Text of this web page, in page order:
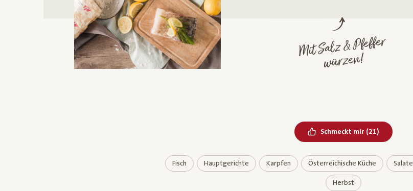
Mit Salz & Pfeffer
würzen!
Schmeckt mir Bereits geliked
(21)
Fisch Hauptgerichte Karpfen Österreichische Küche Salate
Herbst